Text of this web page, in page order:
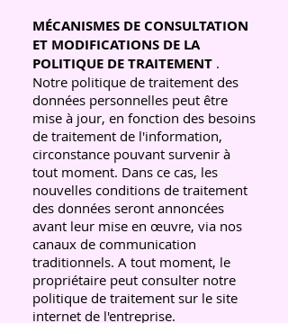
MÉCANISMES DE CONSULTATION
ET MODIFICATIONS DE LA
POLITIQUE DE TRAITEMENT .
Notre politique de traitement des
données personnelles peut être
mise à jour, en fonction des besoins
de traitement de l'information,
circonstance pouvant survenir à
tout moment. Dans ce cas, les
nouvelles conditions de traitement
des données seront annoncées
avant leur mise en œuvre, via nos
canaux de communication
traditionnels. A tout moment, le
propriétaire peut consulter notre
politique de traitement sur le site
internet de l'entreprise.